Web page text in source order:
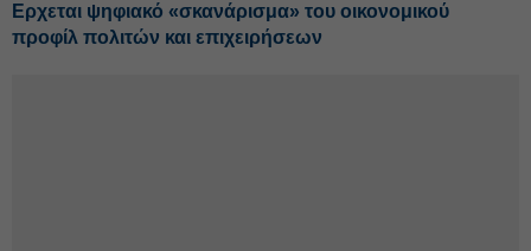
Ερχεται ψηφιακό «σκανάρισμα» του οικονομικού
προφίλ πολιτών και επιχειρήσεων